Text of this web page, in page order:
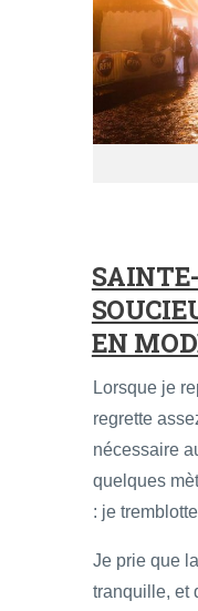
EN
Lorsque je
regrette
nécessaire
quelques
: je
Je prie que
tranquille, et